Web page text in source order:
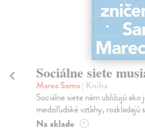
Sociálne siete
Marec Samo| Kniha
Sociálne siete nám ubližujú ako
medziľudské vzťahy, rozkladajú
Na sklade ?